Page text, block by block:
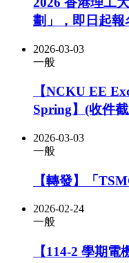
劃」，即日起報
2026-03-03
一般
【NCKU EE
Spring】(收件
2026-03-03
一般
【轉發】「
2026-02-24
一般
【114-2 學期電